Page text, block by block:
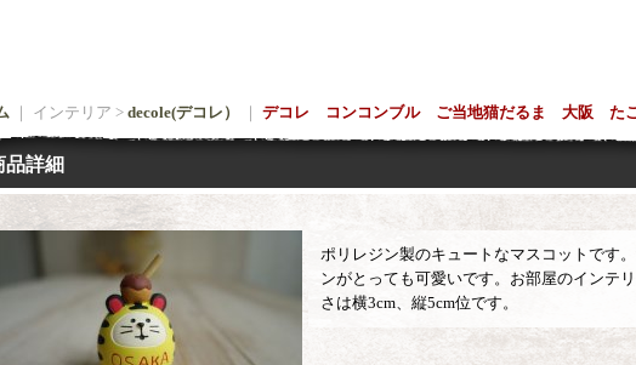
｜ インテリア > decole(デコレ） デコレ コンコンブル ご当地猫だるま 大阪 た
品詳細
ポリレジン製のキュートなマスコットです
ンがとっても可愛いです。お部屋のインテ
さは横3cm、縦5cm位です。